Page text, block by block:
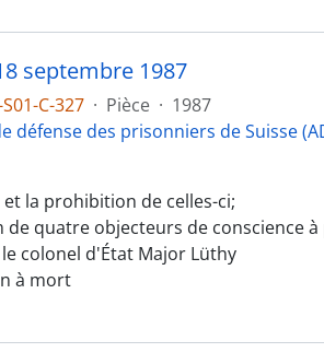
septembre 1987
C-327 · Pièce · 1987
défense des prisonniers de Suisse
la prohibition de celles-ci;
de quatre objecteurs de conscience
colonel d'État Major Lüthy
à mort